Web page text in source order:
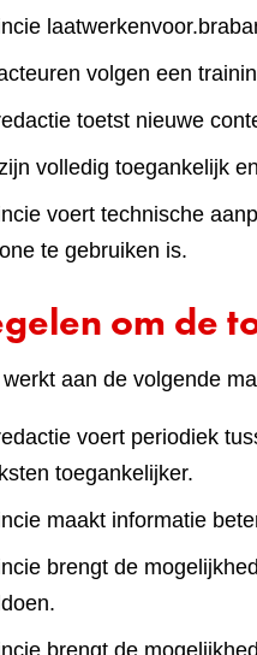
volgen een
toetst nieuwe
volledig toegankelijk
voert technische
te gebruiken is.
om de
aan de volgende
voert periodiek
toegankelijker.
maakt informatie
brengt de
brengt de